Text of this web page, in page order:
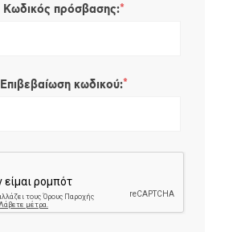
Κωδικός πρόσβασης:*
Επιβεβαίωση κωδικού:*